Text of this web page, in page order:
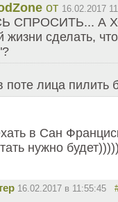
от 16.02.2017
СПРОСИТЬ... А
жизни сделать,
поте лица пилить
в Сан
нужно будет)))))
16.02.2017 в 11:55:45